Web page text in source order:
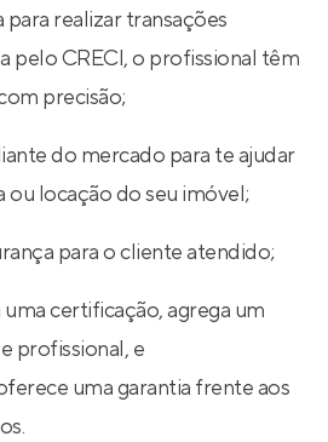
realizar transações
pelo CRECI, o profissional têm
precisão;
do mercado para te ajudar
ou locação do seu imóvel;
para o cliente atendido;
certificação, agrega um
profissional, e
uma garantia frente aos